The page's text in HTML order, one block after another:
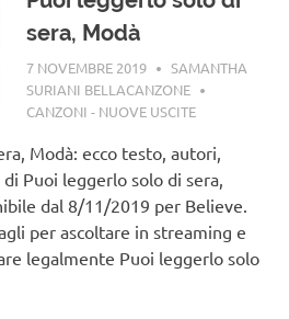
sera, Modà
7 NOVEMBRE 2019
SAMANTHA
SURIANI BELLACANZONE
CANZONI - NUOVE USCITE
Modà: ecco testo, autori,
Puoi leggerlo solo di sera,
dal 8/11/2019 per Believe.
per ascoltare in streaming e
legalmente Puoi leggerlo solo